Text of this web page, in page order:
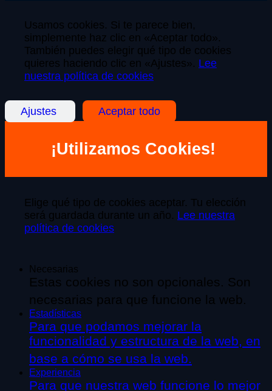
Usamos cookies. Si te parece bien,
simplemente haz clic en «Aceptar todo».
También puedes elegir qué tipo de cookies
quieres haciendo clic en «Ajustes». Lee
nuestra política de cookies
Ajustes Aceptar todo
¡Utilizamos Cookies!
Elige qué tipo de cookies aceptar. Tu elección
será guardada durante un año. Lee nuestra
política de cookies
Necesarias
Estas cookies no son opcionales. Son
necesarias para que funcione la web.
Estadísticas
Para que podamos mejorar la
funcionalidad y estructura de la web, en
base a cómo se usa la web.
Experiencia
Para que nuestra web funcione lo mejor